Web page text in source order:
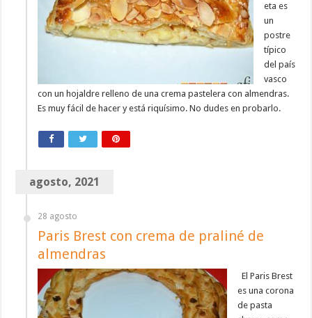
eta es
un
postre
típico
del país
vasco
con un hojaldre relleno de una crema pastelera con almendras.
Es muy fácil de hacer y está riquísimo. No dudes en probarlo.
agosto, 2021
28 agosto
Paris Brest con crema de praliné de
almendras
El Paris Brest
es una corona
de pasta